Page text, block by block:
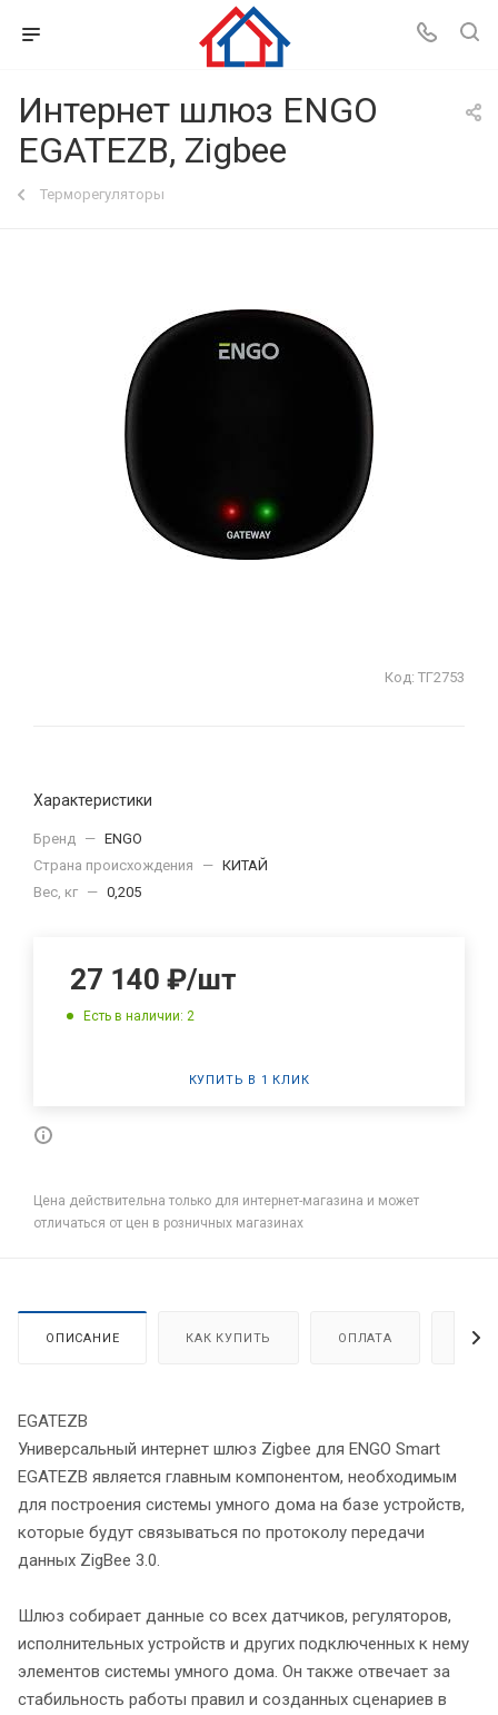
Интернет шлюз ENGO
EGATEZB, Zigbee
Терморегуляторы
Код: ТГ2753
Характеристики
Бренд — ENGO
Страна происхождения
— КИТАЙ
Вес, кг — 0,205
27 140 ₽/шт
Есть в наличии: 2
КУПИТЬ В 1 КЛИК
Цена действительна только для интернет-магазина и может
отличаться от цен в розничных магазинах
ОПИСАНИЕ КАК КУПИТЬ ОПЛАТА
EGATEZB
Универсальный интернет шлюз Zigbee для ENGO Smart
EGATEZB является главным компонентом, необходимым
для построения системы умного дома на базе устройств,
которые будут связываться по протоколу передачи
данных ZigBee 3.0.
Шлюз собирает данные со всех датчиков, регуляторов,
исполнительных устройств и других подключенных к нему
элементов системы умного дома. Он также отвечает за
стабильность работы правил и созданных сценариев в